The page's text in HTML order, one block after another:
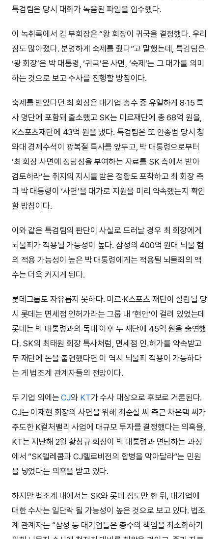
특검팀은 당시 대화가 녹음된 파일을 입수했다.
이 녹취록에서 김 부회장은 “왕 회장이 귀국을 결정했다. 우리
짐도 많아졌다. 분명하게 숙제를 줬다”고 말했는데, 특검팀은
‘왕 회장’은 박 대통령, ‘귀국’은 사면, ‘숙제’는 그 대가를 의미
하는 것으로 보고 수사를 진행할 방침이다.
숙제를 받았다던 최 회장은 대기업 총수 중 유일하게 8·15 특
사 명단에 포함돼 출소했고 SK는 미르재단에 총 68억 원을,
K스포츠재단에 43억 원을 냈다. 특검팀은 또 안종범 당시 청
와대 경제수석이 광복절 특사를 앞두고, 박 대통령으로부터
‘최 회장 사면에 정당성을 부여하는 자료를 SK 측에서 받아
검토하라’는 취지의 지시를 받은 정황도 포착하고 최 회장 측
과 박 대통령이 ‘사면’을 대가로 지원을 미리 약속했는지 확인
할 방침이다.
이와 같은 특검팀의 판단이 사실로 드러날 경우 최 회장에게
뇌물죄가 적용될 가능성이 높다. 삼성의 400억 원대 뇌물 혐
의 적용 가능성이 높은 박 대통령에게는 적용될 뇌물죄의 액
수는 더욱 커지게 된다.
롯데그룹도 자유롭지 못하다. 미르·K스포츠 재단이 설립될 당
시 롯데는 면세점 인허가라는 그룹 내 ‘현안’이 걸려 있었는데
롯데는 박 대통령과의 독대 이후 두 재단에 45억 원을 출연했
다. SK의 최태원 회장 특사처럼, 면세점 인․허가를 약속받고
두 재단에 돈을 출연했다면 이 역시 뇌물죄 적용이 가능하다
는 게 법조계 관계자들의 전망이다.
두 기업 외에는CJ와 KT가 수사 대상으로 후보로 거론된다.
CJ는 이재현 회장의 사면을 위해 최순실 씨 측근 차은택 씨가
주도한 K컬처밸리 사업에 대규모 투자를 결정했다는 의혹을,
KT는 지난해 2월 황창규 회장이 박 대통령과 면담하는 과정
에서 “SK텔레콤과 CJ헬로비전의 합병을 막아달라”는 민원
을 넣었다는 의혹을 받고 있다.
하지만 법조계 내에서는 SK와 롯데 정도만 한 뒤, 대기업에
대한 수사는 일단락 될 가능성이 높은 것으로 보고 있다. 법조
계 관계자는 “삼성 등 대기업들은 총수의 책임을 최소화하기